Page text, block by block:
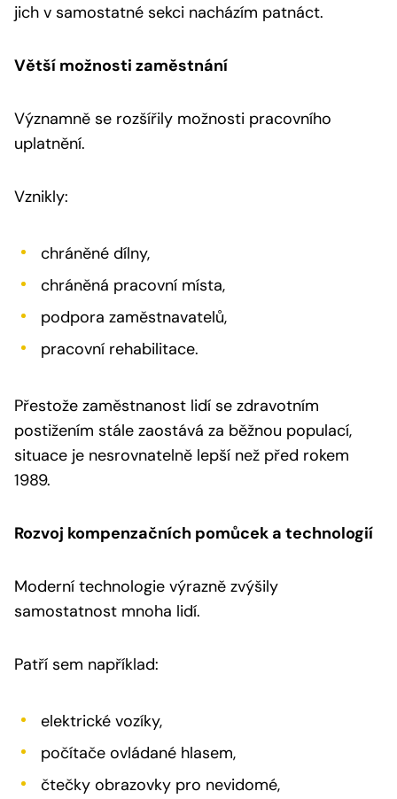
jich v samostatné sekci nacházím patnáct.
Větší možnosti zaměstnání
Významně se rozšířily možnosti pracovního
uplatnění.
Vznikly:
chráněné dílny,
chráněná pracovní místa,
podpora zaměstnavatelů,
pracovní rehabilitace.
Přestože zaměstnanost lidí se zdravotním
postižením stále zaostává za běžnou populací,
situace je nesrovnatelně lepší než před rokem
1989.
Rozvoj kompenzačních pomůcek a technologií
Moderní technologie výrazně zvýšily
samostatnost mnoha lidí.
Patří sem například:
elektrické vozíky,
počítače ovládané hlasem,
čtečky obrazovky pro nevidomé,